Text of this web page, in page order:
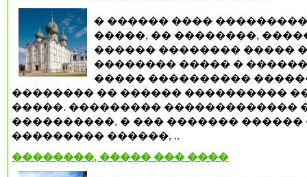
� ������ ����
�����, �� ��������,
������ �������� �����
�������� ����� � ������
����� ����������
�������� �� ������ ����������
�����. ��������� �������������
����������, � ��� ������� ������
��������� ������, ..
��������, ����� ��� ����